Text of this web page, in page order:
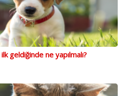
geldiğinde ne yapılmalı?